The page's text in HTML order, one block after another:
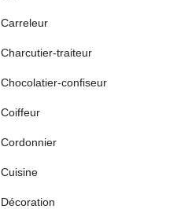
Carreleur
Charcutier-traiteur
Chocolatier-confiseur
Coiffeur
Cordonnier
Cuisine
Décoration